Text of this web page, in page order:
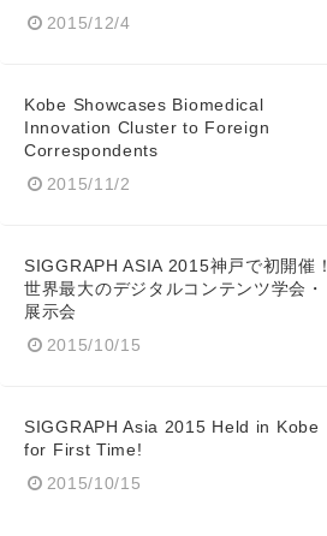
2015/12/4
Kobe Showcases Biomedical
Innovation Cluster to Foreign
Correspondents
2015/11/2
SIGGRAPH ASIA 2015神戸で初開催！
世界最大のデジタルコンテンツ学会・
展示会
2015/10/15
SIGGRAPH Asia 2015 Held in Kobe
for First Time!
2015/10/15